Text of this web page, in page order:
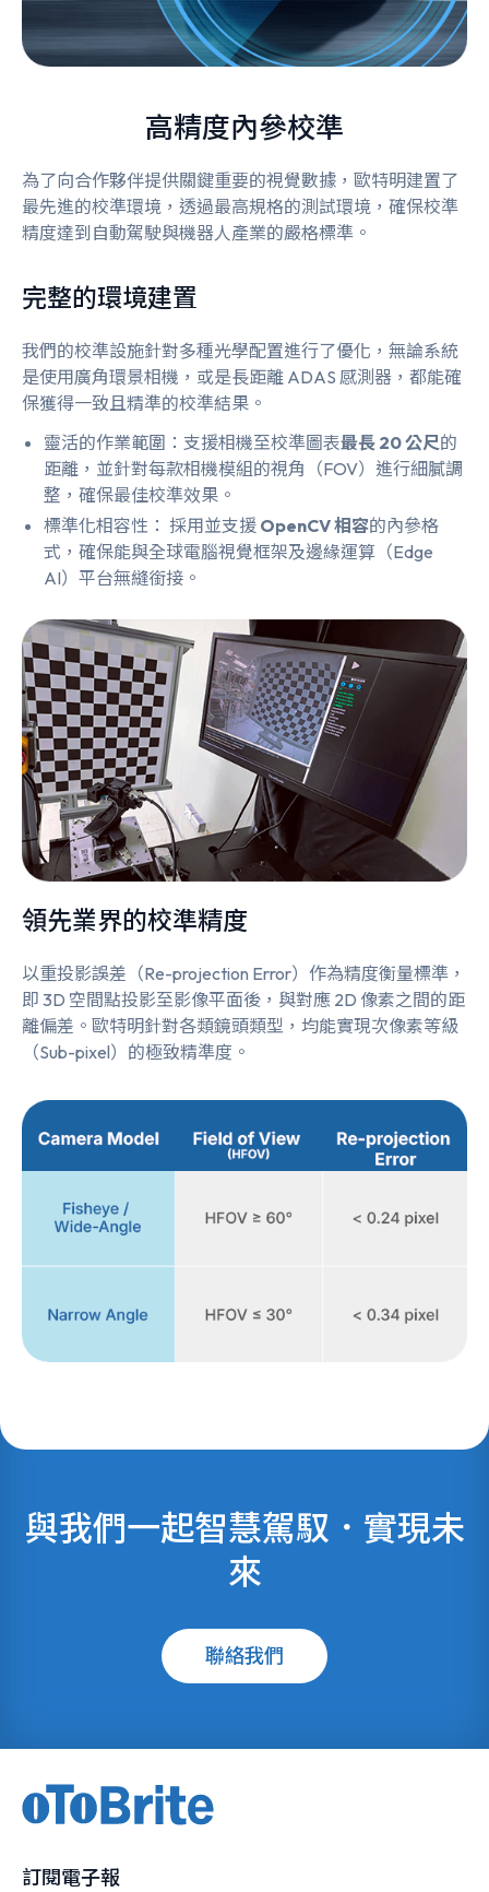
高精度內參校準
為了向合作夥伴提供關鍵重要的視覺數據，歐特明建置了
最先進的校準環境，透過最高規格的測試環境，確保校準
精度達到自動駕駛與機器人產業的嚴格標準。
完整的環境建置
我們的校準設施針對多種光學配置進行了優化，無論系統
是使用廣角環景相機，或是長距離 ADAS 感測器，都能確
保獲得一致且精準的校準結果。
靈活的作業範圍：支援相機至校準圖表最長 20 公尺的
距離，並針對每款相機模組的視角（FOV）進行細膩調
整，確保最佳校準效果。
標準化相容性： 採用並支援 OpenCV 相容的內參格
式，確保能與全球電腦視覺框架及邊緣運算（Edge
AI）平台無縫銜接。
領先業界的校準精度
以重投影誤差（Re-projection Error）作為精度衡量標準，
即 3D 空間點投影至影像平面後，與對應 2D 像素之間的距
離偏差。歐特明針對各類鏡頭類型，均能實現次像素等級
（Sub-pixel）的極致精準度。
與我們一起智慧駕馭．實現未
來
聯絡我們
訂閱電子報